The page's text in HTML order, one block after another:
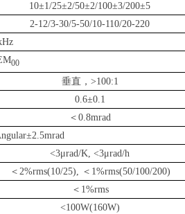
10±1/25±2/50±2/100±3/200±5
2-12/3-30/5-50/10-110/20-220
00
垂直， >100:1
0.6±0.1
＜0.8mrad
<3μrad/K, <3μrad/h
＜2%rms(10/25), ＜1%rms(50/100/200)
＜1%rms
<100W(160W)